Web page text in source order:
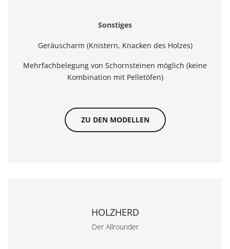
Sonstiges
Geräuscharm (Knistern, Knacken des Holzes)
Mehrfachbelegung von Schornsteinen möglich (keine
Kombination mit Pelletöfen)
ZU DEN MODELLEN
HOLZHERD
Der Allrounder